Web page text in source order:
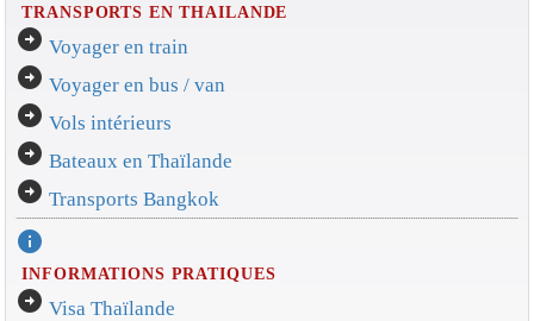
TRANSPORTS EN THAILANDE
arrow_circle_right Voyager en train
arrow_circle_right Voyager en bus / van
arrow_circle_right Vols intérieurs
arrow_circle_right Bateaux en Thaïlande
arrow_circle_right Transports Bangkok
info
INFORMATIONS PRATIQUES
arrow_circle_right Visa Thaïlande